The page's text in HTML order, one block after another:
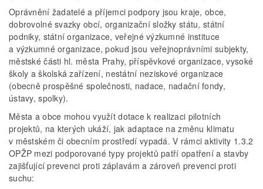
Oprávnění žadatelé a příjemci podpory jsou kraje, obce,
dobrovolné svazky obcí, organizační složky státu, státní
podniky, státní organizace, veřejné výzkumné instituce
a výzkumné organizace, pokud jsou veřejnoprávními subjekty,
městské části hl. města Prahy, příspěvkové organizace, vysoké
školy a školská zařízení, nestátní neziskové organizace
(obecně prospěšné společnosti, nadace, nadační fondy,
ústavy, spolky).
Města a obce mohou využít dotace k realizaci pilotních
projektů, na kterých ukáží, jak adaptace na změnu klimatu
v městském či obecním prostředí vypadá. V rámci aktivity 1.3.2
OPŽP mezi podporované typy projektů patří opatření a stavby
zajišťující prevenci proti záplavám a zároveň prevenci proti
suchu: